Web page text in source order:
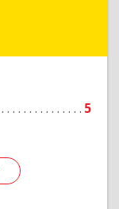
5
Подробнее